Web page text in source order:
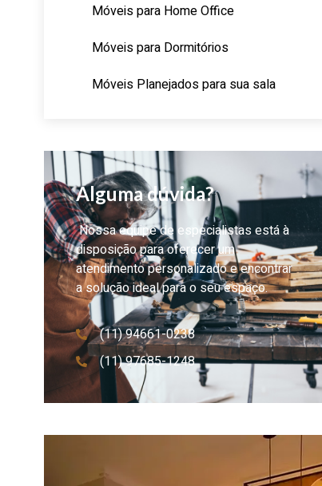
Móveis para Home Office
Móveis para Dormitórios
Móveis Planejados para sua sala
Alguma dúvida?
Nossa equipe de especialistas está à
disposição para oferecer um
atendimento personalizado e encontrar
a solução ideal para o seu espaço.
(11) 94661-0238
(11) 97685-1248